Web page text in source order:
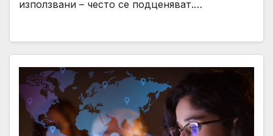
използвани – често се подценяват.…